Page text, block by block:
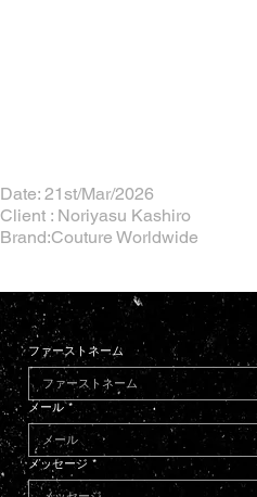
Date: 21st/Mar/2026
Client : Noriyasu Kashiro
Brand:Couture Worldwide
ファーストネーム
メール *
メッセージ *